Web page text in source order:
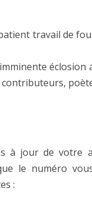
travail de
éclosion
à jour de votre
le numéro
: